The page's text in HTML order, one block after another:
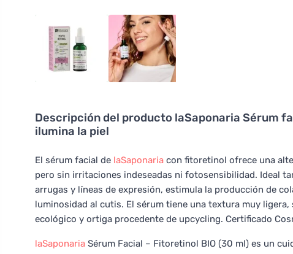
Descripción del producto laSaponaria Sérum
ilumina la piel
El sérum facial de laSaponaria con fitoretinol ofrece una
pero sin irritaciones indeseadas ni fotosensibilidad. Ideal
arrugas y líneas de expresión, estimula la producción de
luminosidad al cutis. El sérum tiene una textura muy
ecológico y ortiga procedente de upcycling. Certificado
laSaponaria Sérum Facial – Fitoretinol BIO (30 ml) es un